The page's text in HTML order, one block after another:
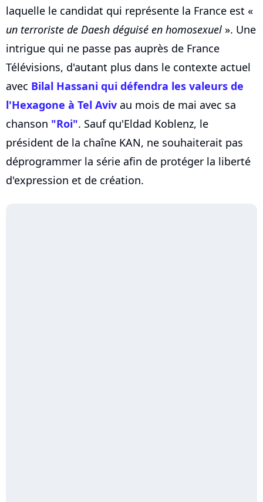
laquelle le candidat qui représente la France est «
un terroriste de Daesh déguisé en homosexuel ». Une
intrigue qui ne passe pas auprès de France
Télévisions, d'autant plus dans le contexte actuel
avec Bilal Hassani qui défendra les valeurs de
l'Hexagone à Tel Aviv au mois de mai avec sa
chanson "Roi". Sauf qu'Eldad Koblenz, le
président de la chaîne KAN, ne souhaiterait pas
déprogrammer la série afin de protéger la liberté
d'expression et de création.